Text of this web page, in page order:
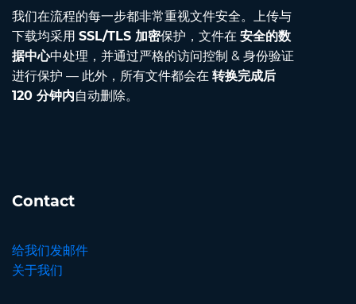
我们在流程的每一步都非常重视文件安全。上传与
下载均采用 SSL/TLS 加密保护，文件在 安全的数
据中心中处理，并通过严格的访问控制 & 身份验证
进行保护 — 此外，所有文件都会在 转换完成后
120 分钟内自动删除。
Contact
给我们发邮件
关于我们